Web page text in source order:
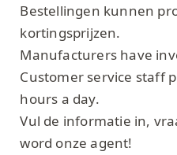
Bestellingen kunnen
kortingsprijzen.
Manufacturers have
Customer service staff
hours a day.
Vul de informatie in,
word onze agent!